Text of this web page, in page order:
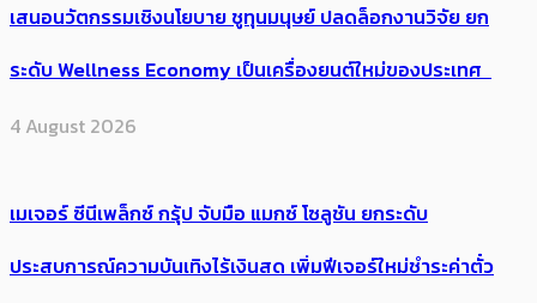
เสนอนวัตกรรมเชิงนโยบาย ชูทุนมนุษย์ ปลดล็อกงานวิจัย ยก
ระดับ Wellness Economy เป็นเครื่องยนต์ใหม่ของประเทศ
4 August 2026
เมเจอร์ ซีนีเพล็กซ์ กรุ้ป จับมือ แมกซ์ โซลูชัน ยกระดับ
ประสบการณ์ความบันเทิงไร้เงินสด เพิ่มฟีเจอร์ใหม่ชำระค่าตั๋ว